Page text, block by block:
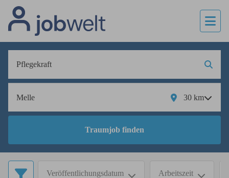
30 km
Traumjob finden
Veröffentlichungsdatum Arbeitszeit